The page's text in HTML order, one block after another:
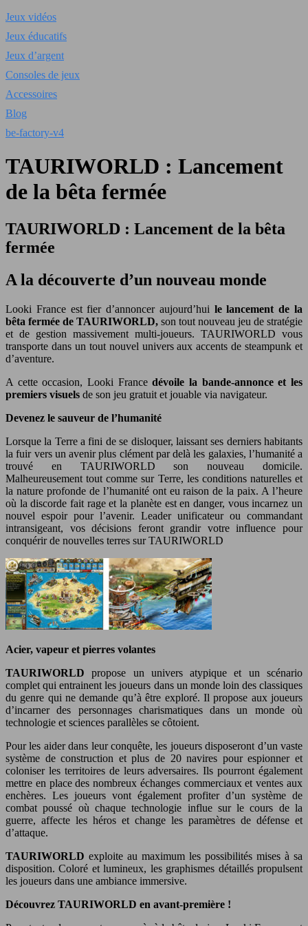
Jeux vidéos
Jeux éducatifs
Jeux d’argent
Consoles de jeux
Accessoires
Blog
be-factory-v4
TAURIWORLD : Lancement
de la bêta fermée
TAURIWORLD : Lancement de la bêta
fermée
A la découverte d’un nouveau monde
Looki France est fier d’annoncer aujourd’hui le lancement de la
bêta fermée de TAURIWORLD, son tout nouveau jeu de stratégie
et de gestion massivement multi-joueurs. TAURIWORLD vous
transporte dans un tout nouvel univers aux accents de steampunk et
d’aventure.
A cette occasion, Looki Francedévoile la bande-annonce et les
premiers visuels de son jeu gratuit et jouable via navigateur.
Devenez le sauveur de l’humanité
Lorsque la Terre a fini de se disloquer, laissant ses derniers habitants
la fuir vers un avenir plus clément par delà les galaxies, l’humanité a
trouvé en TAURIWORLD son nouveau domicile.
Malheureusement tout comme sur Terre, les conditions naturelles et
la nature profonde de l’humanité ont eu raison de la paix. A l’heure
où la discorde fait rage et la planète est en danger, vous incarnez un
nouvel espoir pour l’avenir. Leader unificateur ou commandant
intransigeant, vos décisions feront grandir votre influence pour
conquérir de nouvelles terres sur TAURIWORLD
Acier, vapeur et pierres volantes
TAURIWORLD propose un univers atypique et un scénario
complet qui entrainent les joueurs dans un monde loin des classiques
du genre qui ne demande qu’à être exploré. Il propose aux joueurs
d’incarner des personnages charismatiques dans un monde où
technologie et sciences parallèles se côtoient.
Pour les aider dans leur conquête, les joueurs disposeront d’un vaste
système de construction et plus de 20 navires pour espionner et
coloniser les territoires de leurs adversaires. Ils pourront également
mettre en place des nombreux échanges commerciaux et ventes aux
enchères. Les joueurs vont également profiter d’un système de
combat poussé où chaque technologie influe sur le cours de la
guerre, affecte les héros et change les paramètres de défense et
d’attaque.
TAURIWORLD exploite au maximum les possibilités mises à sa
disposition. Coloré et lumineux, les graphismes détaillés propulsent
les joueurs dans une ambiance immersive.
Découvrez TAURIWORLD en avant-première !